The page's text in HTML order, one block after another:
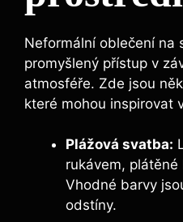
Neformální⁢ oblečení na
promyšlený přístup v
atmosféře. Zde jsou​
které mohou inspirovat
Plážová svatba:
rukávem,
Vhodné barvy
odstíny.